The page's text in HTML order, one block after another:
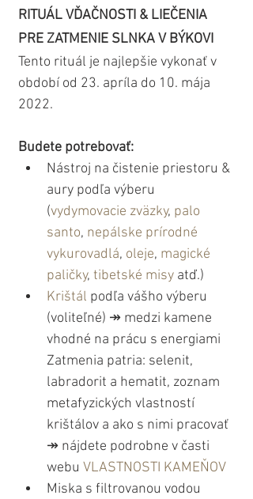
RITUÁL VĎAČNOSTI & LIEČENIA
PRE ZATMENIE SLNKA V BÝKOVI
Tento rituál je najlepšie vykonať v
období od 23. apríla do 10. mája
2022.
Budete potrebovať:
Nástroj na čistenie priestoru &
aury podľa výberu
(vydymovacie zväzky, palo
santo, nepálske prírodné
vykurovadlá, oleje, magické
paličky, tibetské misy atď.)
Krištál podľa vášho výberu
(voliteľné) ↠ medzi kamene
vhodné na prácu s energiami
Zatmenia patria: selenit,
labradorit a hematit, zoznam
metafyzických vlastností
krištálov a ako s nimi pracovať
↠ nájdete podrobne v časti
webu VLASTNOSTI KAMEŇOV
Miska s filtrovanou vodou